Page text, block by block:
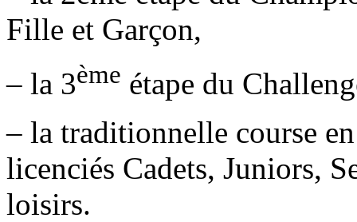
Fille et Garçon,
– la 3ème étape du
– la traditionnelle course
licenciés Cadets, Juniors,
loisirs.